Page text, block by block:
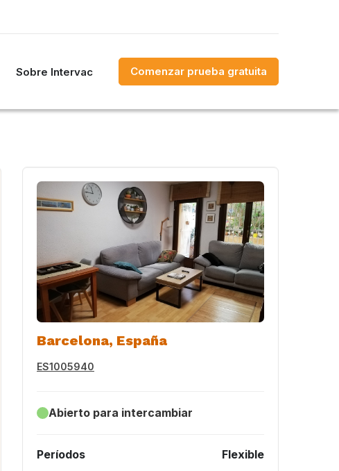
Sobre Intervac Comenzar prueba gratuita
Barcelona, España
ES1005940
Abierto para intercambiar
Períodos Flexible